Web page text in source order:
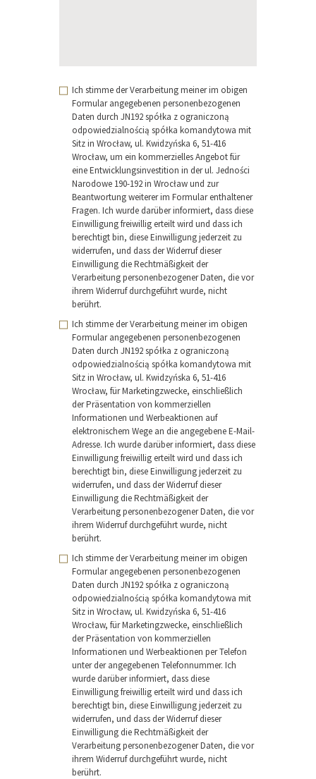
Ich stimme der Verarbeitung meiner im obigen
Formular angegebenen personenbezogenen
Daten durch JN192 spółka z ograniczoną
odpowiedzialnością spółka komandytowa mit
Sitz in Wrocław, ul. Kwidzyńska 6, 51-416
Wrocław, um ein kommerzielles Angebot für
eine Entwicklungsinvestition in der ul. Jedności
Narodowe 190-192 in Wrocław und zur
Beantwortung weiterer im Formular enthaltener
Fragen. Ich wurde darüber informiert, dass diese
Einwilligung freiwillig erteilt wird und dass ich
berechtigt bin, diese Einwilligung jederzeit zu
widerrufen, und dass der Widerruf dieser
Einwilligung die Rechtmäßigkeit der
Verarbeitung personenbezogener Daten, die vor
ihrem Widerruf durchgeführt wurde, nicht
berührt.
Ich stimme der Verarbeitung meiner im obigen
Formular angegebenen personenbezogenen
Daten durch JN192 spółka z ograniczoną
odpowiedzialnością spółka komandytowa mit
Sitz in Wrocław, ul. Kwidzyńska 6, 51-416
Wrocław, für Marketingzwecke, einschließlich
der Präsentation von kommerziellen
Informationen und Werbeaktionen auf
elektronischem Wege an die angegebene E-Mail-
Adresse. Ich wurde darüber informiert, dass diese
Einwilligung freiwillig erteilt wird und dass ich
berechtigt bin, diese Einwilligung jederzeit zu
widerrufen, und dass der Widerruf dieser
Einwilligung die Rechtmäßigkeit der
Verarbeitung personenbezogener Daten, die vor
ihrem Widerruf durchgeführt wurde, nicht
berührt.
Ich stimme der Verarbeitung meiner im obigen
Formular angegebenen personenbezogenen
Daten durch JN192 spółka z ograniczoną
odpowiedzialnością spółka komandytowa mit
Sitz in Wrocław, ul. Kwidzyńska 6, 51-416
Wrocław, für Marketingzwecke, einschließlich
der Präsentation von kommerziellen
Informationen und Werbeaktionen per Telefon
unter der angegebenen Telefonnummer. Ich
wurde darüber informiert, dass diese
Einwilligung freiwillig erteilt wird und dass ich
berechtigt bin, diese Einwilligung jederzeit zu
widerrufen, und dass der Widerruf dieser
Einwilligung die Rechtmäßigkeit der
Verarbeitung personenbezogener Daten, die vor
ihrem Widerruf durchgeführt wurde, nicht
berührt.